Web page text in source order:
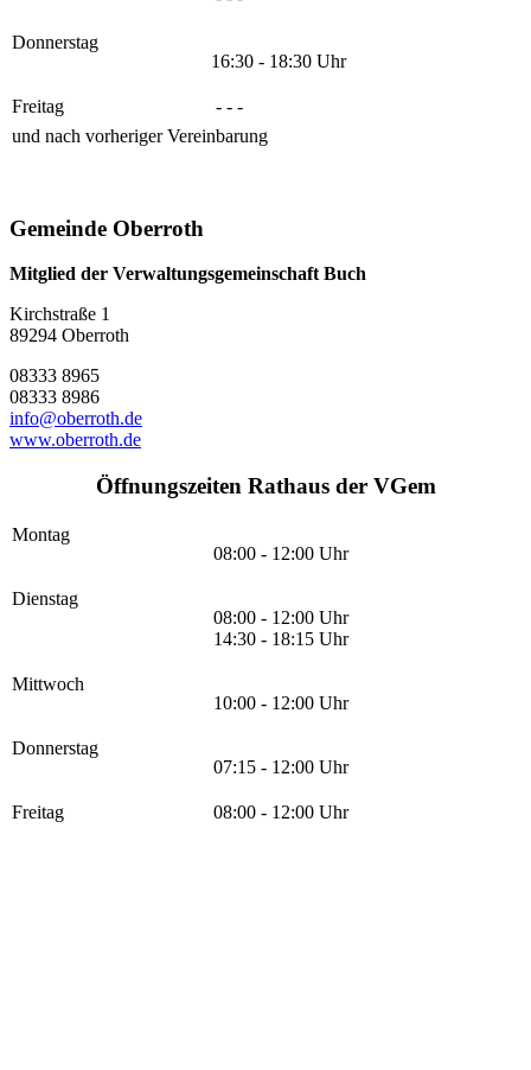
Donnerstag
16:30 - 18:30 Uhr
Freitag
- - -
und nach vorheriger Vereinbarung
Gemeinde Oberroth
Mitglied der Verwaltungsgemeinschaft Buch
Kirchstraße 1
89294 Oberroth
08333 8965
08333 8986
info@oberroth.de
www.oberroth.de
Öffnungszeiten Rathaus der VGem
Montag
08:00 - 12:00 Uhr
Dienstag
08:00 - 12:00 Uhr
14:30 - 18:15 Uhr
Mittwoch
10:00 - 12:00 Uhr
Donnerstag
07:15 - 12:00 Uhr
Freitag 08:00 - 12:00 Uhr